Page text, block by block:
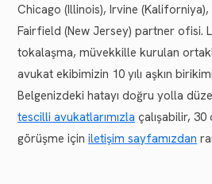
Chicago (Illinois), Irvine
Fairfield (New Jersey) partner ofisi.
tokalaşma, müvekkille kurulan
avukat ekibimizin 10 yılı aşkın birikimi
Belgenizdeki hatayı doğru yolla
tescilli avukatlarımızla çalışabilir,
görüşme için iletişim sayfamızdan